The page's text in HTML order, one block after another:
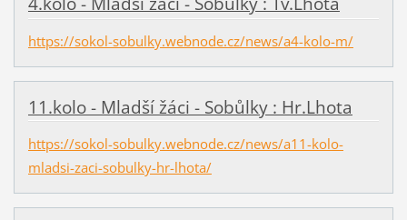
https://sokol-sobulky.webnode.cz/news/a4-kolo-m/
11.kolo - Mladší žáci - Sobůlky : Hr.Lhota
https://sokol-sobulky.webnode.cz/news/a11-kolo-
mladsi-zaci-sobulky-hr-lhota/